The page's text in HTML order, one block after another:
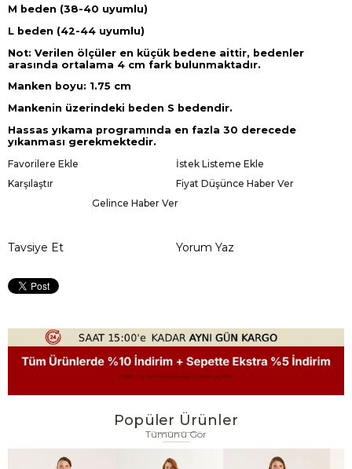
M beden (38-40 uyumlu)
L beden (42-44 uyumlu)
Not: Verilen ölçüler en küçük bedene aittir, bedenler
arasında ortalama 4 cm fark bulunmaktadır.
Manken boyu: 1.75 cm
Mankenin üzerindeki beden S bedendir.
Hassas yıkama programında en fazla 30 derecede
yıkanması gerekmektedir.
Favorilere Ekle
İstek Listeme Ekle
Karşılaştır
Fiyat Düşünce Haber Ver
Gelince Haber Ver
Tavsiye Et Yorum Yaz
Popüler Ürünler
Tümünü Gör